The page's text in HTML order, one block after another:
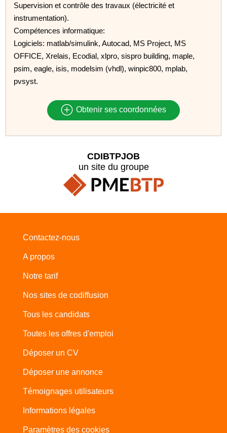
Supervision et contrôle des travaux (électricité et
instrumentation).
Compétences informatique:
Logiciels: matlab/simulink, Autocad, MS Project, MS
OFFICE, Xrelais, Ecodial, xlpro, sispro building, maple,
psim, eagle, isis, modelsim (vhdl), winpic800, mplab,
pvsyst.
Obtenir ses coordonnées
CDIBTPJOB
un site du groupe
Contactez-nous
A propos
Notre tarif
Nos sites de codiffusion
Tous les candidats
Toutes les offres d'emploi
Déposer un CV
Déposer une annonce
Témoignages utilisateurs
Informations légales
Paramètres des cookies